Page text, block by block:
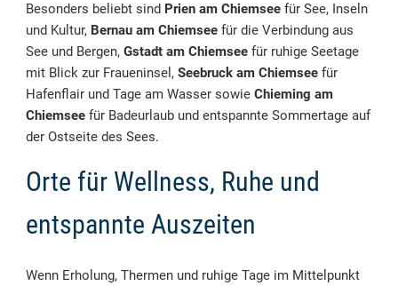
Besonders beliebt sind Prien am Chiemsee für See, Inseln
und Kultur, Bernau am Chiemsee für die Verbindung aus
See und Bergen, Gstadt am Chiemsee für ruhige Seetage
mit Blick zur Fraueninsel, Seebruck am Chiemsee für
Hafenflair und Tage am Wasser sowie Chieming am
Chiemsee für Badeurlaub und entspannte Sommertage auf
der Ostseite des Sees.
Orte für Wellness, Ruhe und
entspannte Auszeiten
Wenn Erholung, Thermen und ruhige Tage im Mittelpunkt